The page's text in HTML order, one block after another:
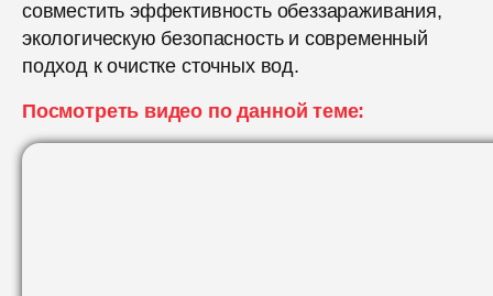
совместить эффективность обеззараживания,
экологическую безопасность и современный
подход к очистке сточных вод.
Посмотреть видео по данной теме: